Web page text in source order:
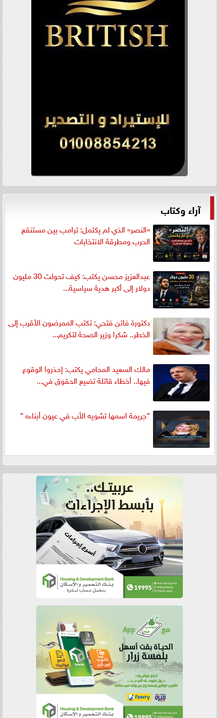
آراء وكتاب
«النصر» الذي لم يكتمل: ترامب بين مستنقع
الحرب ومطرقة الانتخابات
عبدالعزيز محسن يكتب: كيف تحولت 30 مليون
دولار إلى أكبر هدية سياسية...
دكتورة فاتن فتحي: تكتب الممرضون الأقرب إلى
الخطر.. شكرا وزير الصحة لتكريم...
مالك السعيد المحامي يكتب: إحذروا الوقوع
فيها.. أخطاء قاتلة تضيع الحقوق في...
”جريمة اسمها تشويه الأب في عيون أبناءه ”